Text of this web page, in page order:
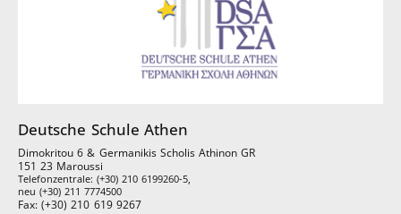
Deutsche Schule Athen
Dimokritou 6 & Germanikis Scholis Athinon GR
151 23 Maroussi
Telefonzentrale: (+30) 210 6199260-5,
neu (+30) 211 7774500
Fax: (+30) 210 619 9267